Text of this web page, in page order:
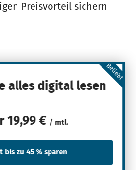
Preisvorteil sichern
Beliebt
alles digital lesen
19,99 € / mtl.